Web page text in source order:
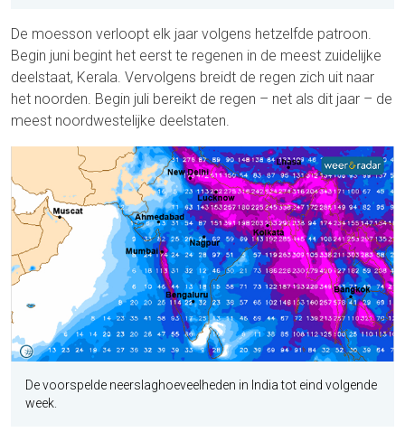
De moesson verloopt elk jaar volgens hetzelfde patroon.
Begin juni begint het eerst te regenen in de meest zuidelijke
deelstaat, Kerala. Vervolgens breidt de regen zich uit naar
het noorden. Begin juli bereikt de regen – net als dit jaar – de
meest noordwestelijke deelstaten.
De voorspelde neerslaghoeveelheden in India tot eind volgende
week.